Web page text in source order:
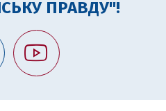
ПРАВДУ"!